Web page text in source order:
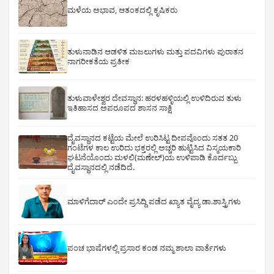
ಮಳೆಯ ಅಭಾವ, ಆತಂಕದಲ್ಲಿ ಕೃಷಿಕರು
ತುಳುನಾಡಿನ ಆಡಳಿತ ಮಜಲುಗಳು ಮತ್ತು ಪದವಿಗಳು ಪುರಾತನ
ನಾಗರೀಕತೆಯ ಪ್ರತೀಕ
ತುಳುವಾಳೇಶ್ವರ ದೇವಸ್ಥಾನ: ಹರಳಹಳ್ಳಿಯಲ್ಲಿ ಉಳಿದಿರುವ ತುಳು
ಇತಿಹಾಸದ ಅಪರೂಪದ ಶಾಸನ ಸಾಕ್ಷಿ
ದೈವಸ್ಥಾನದ ಕಟ್ಟೆಯ ಮೇಲೆ ಉರಿಸಿಟ್ಟ ದೀಪವೊಂದು ಸತತ 20
ಗಂಟೆಗಳ ಕಾಲ ಉರಿದು ಭಕ್ತರಲ್ಲಿ ಅಚ್ಚರಿ ಹುಟ್ಟಿಸಿದ ವಿಸ್ಮಯಕಾರಿ
ಘಟನೆಯೊಂದು ಮಳಲಿ(ಮಣೇಲ್)ಯ ಉಳಿಪಾಡಿ ಕೊರ್ದಬ್ಬು
ದೈವಸ್ಥಾನದಲ್ಲಿ ನಡೆದಿದೆ.
ಮಾಳಿಗೆದಾರ್ ಎಂದೇ ಪ್ರಸಿದ್ದಿ ಪಡೆದ ಖ್ಯಾತ ವೈದ್ಯ ಡಾ.ಶಾಸ್ತ್ರಿಗಳು
ಪಂಚ ಭಾಷೆಗಳಲ್ಲಿ ಪ್ರಸಾರ ಕಂಡ ನಮ್ಮ ಶಾಲಾ ವಾರ್ತೆಗಳು